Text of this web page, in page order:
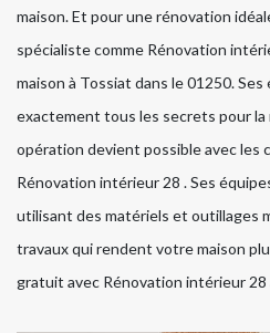
maison. Et pour une rénovation
spécialiste comme Rénovation
maison à Tossiat dans le 01250.
exactement tous les secrets pour
opération devient possible avec les
Rénovation intérieur 28 . Ses
utilisant des matériels et outillages
travaux qui rendent votre maison
gratuit avec Rénovation intérieur 28